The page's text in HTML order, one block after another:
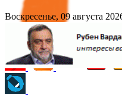
Воскресенье, 09 августа